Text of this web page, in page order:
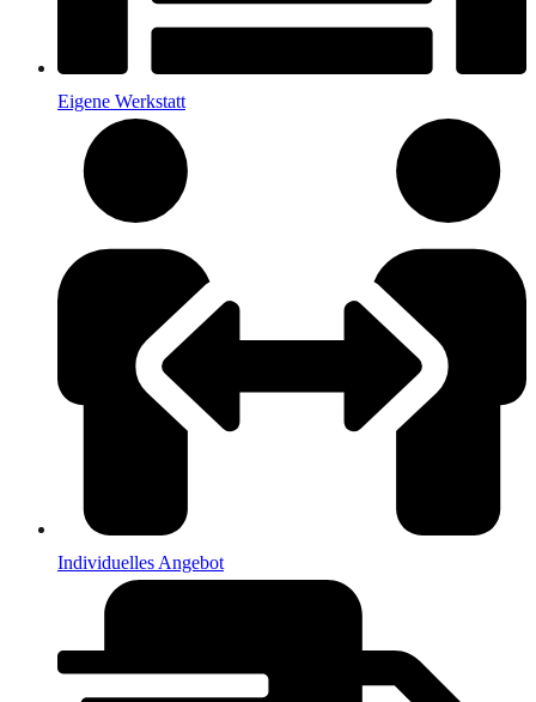
Eigene Werkstatt
Individuelles Angebot